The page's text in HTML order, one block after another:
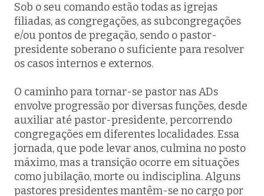
Sob o seu comando estão todas as igrejas
filiadas, as congregações, as subcongregações
e/ou pontos de pregação, sendo o pastor-
presidente soberano o suficiente para resolver
os casos internos e externos.
O caminho para tornar-se pastor nas ADs
envolve progressão por diversas funções, desde
auxiliar até pastor-presidente, percorrendo
congregações em diferentes localidades. Essa
jornada, que pode levar anos, culmina no posto
máximo, mas a transição ocorre em situações
como jubilação, morte ou indisciplina. Alguns
pastores presidentes mantêm-se no cargo por